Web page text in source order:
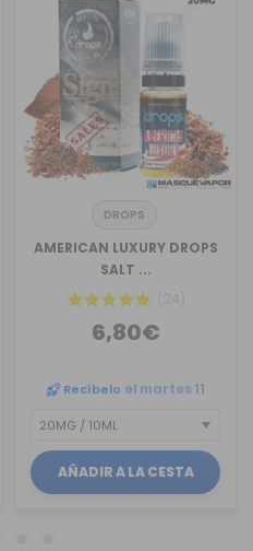
DROPS
AMERICAN LUXURY DROPS
SALT ...
(24)
6,80€
Recíbelo el martes 11
AÑADIR A LA CESTA